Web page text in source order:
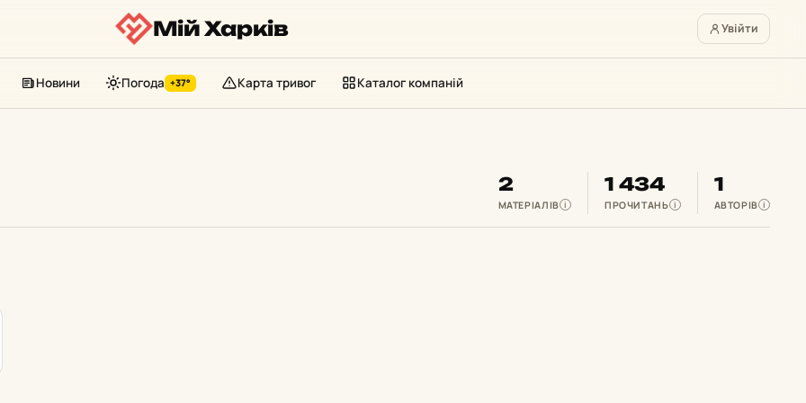
Мій Харків Увійти
Новини Погода +37° Карта тривог Каталог компаній
2
МАТЕРІАЛІВ i
1 434
ПРОЧИТАНЬ i
1
АВТОРІВ i